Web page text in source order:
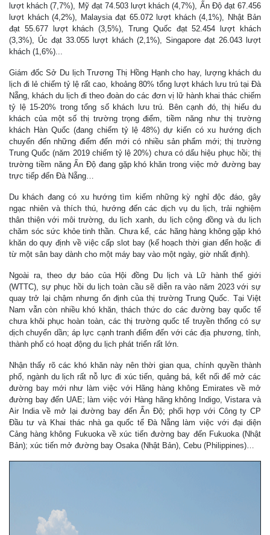
lượt khách (7,7%), Mỹ đạt 74.503 lượt khách (4,7%), Ấn Độ đạt 67.456
lượt khách (4,2%), Malaysia đạt 65.072 lượt khách (4,1%), Nhật Bản
đạt 55.677 lượt khách (3,5%), Trung Quốc đạt 52.454 lượt khách
(3,3%), Úc đạt 33.055 lượt khách (2,1%), Singapore đạt 26.043 lượt
khách (1,6%)...
Giám đốc Sở Du lịch Trương Thị Hồng Hạnh cho hay, lượng khách du
lịch đi lẻ chiếm tỷ lệ rất cao, khoảng 80% tổng lượt khách lưu trú tại Đà
Nẵng, khách du lịch đi theo đoàn do các đơn vị lữ hành khai thác chiếm
tỷ lệ 15-20% trong tổng số khách lưu trú. Bên cạnh đó, thị hiếu du
khách của một số thị trường trọng điểm, tiềm năng như thị trường
khách Hàn Quốc (đang chiếm tỷ lệ 48%) dự kiến có xu hướng dịch
chuyển đến những điểm đến mới có nhiều sản phẩm mới; thị trường
Trung Quốc (năm 2019 chiếm tỷ lệ 20%) chưa có dấu hiệu phục hồi; thị
trường tiềm năng Ấn Độ đang gặp khó khăn trong việc mở đường bay
trực tiếp đến Đà Nẵng…
Du khách đang có xu hướng tìm kiếm những kỳ nghỉ độc đáo, gây
ngạc nhiên và thích thú, hướng đến các dịch vụ du lịch, trải nghiệm
thân thiện với môi trường, du lịch xanh, du lịch cộng đồng và du lịch
chăm sóc sức khỏe tinh thần. Chưa kể, các hãng hàng không gặp khó
khăn do quy định về việc cấp slot bay (kế hoạch thời gian đến hoặc đi
từ một sân bay dành cho một máy bay vào một ngày, giờ nhất định).
Ngoài ra, theo dự báo của Hội đồng Du lịch và Lữ hành thế giới
(WTTC), sự phục hồi du lịch toàn cầu sẽ diễn ra vào năm 2023 với sự
quay trở lại chậm nhưng ổn định của thị trường Trung Quốc. Tại Việt
Nam vẫn còn nhiều khó khăn, thách thức do các đường bay quốc tế
chưa khôi phục hoàn toàn, các thị trường quốc tế truyền thống có sự
dịch chuyển dần; áp lực cạnh tranh điểm đến với các địa phương, tỉnh,
thành phố có hoạt động du lịch phát triển rất lớn.
Nhận thấy rõ các khó khăn này nên thời gian qua, chính quyền thành
phố, ngành du lịch rất nỗ lực đi xúc tiến, quảng bá, kết nối để mở các
đường bay mới như làm việc với Hãng hàng không Emirates về mở
đường bay đến UAE; làm việc với Hàng hãng không Indigo, Vistara và
Air India về mở lại đường bay đến Ấn Độ; phối hợp với Công ty CP
Đầu tư và Khai thác nhà ga quốc tế Đà Nẵng làm việc với đại diện
Cảng hàng không Fukuoka về xúc tiến đường bay đến Fukuoka (Nhật
Bản); xúc tiến mở đường bay Osaka (Nhật Bản), Cebu (Philippines)…